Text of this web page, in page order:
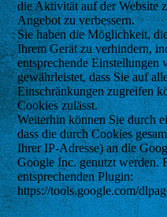
die Aktivität auf der Website
Angebot zu verbessern.
Sie haben die Möglichkeit,
Ihrem Gerät zu verhindern,
entsprechende Einstellungen
gewährleistet, dass Sie auf
Einschränkungen zugreifen
Cookies zulässt.
Weiterhin können Sie durch
dass die durch Cookies
Ihrer IP-Adresse) an die
Google Inc. genutzt werden.
entsprechenden Plugin:
https://tools.google.com/